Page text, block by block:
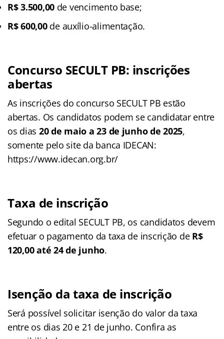
R$ 3.500,00 de vencimento base;
R$ 600,00 de auxílio-alimentação.
Concurso SECULT PB: inscrições
abertas
As inscrições do concurso SECULT PB estão
abertas. Os candidatos podem se candidatar entre
os dias 20 de maio a 23 de junho de 2025,
somente pelo site da banca IDECAN:
https://www.idecan.org.br/
Taxa de inscrição
Segundo o edital SECULT PB, os candidatos devem
efetuar o pagamento da taxa de inscrição de R$
120,00 até 24 de junho.
Isenção da taxa de inscrição
Será possível solicitar isenção do valor da taxa
entre os dias 20 e 21 de junho. Confira as